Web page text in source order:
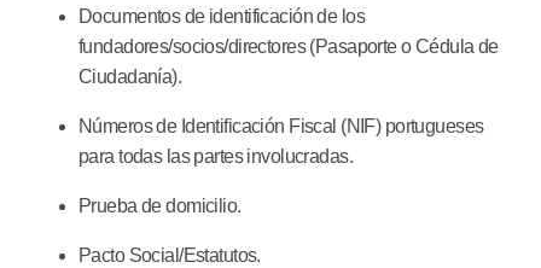
Documentos de identificación de los
fundadores/socios/directores (Pasaporte o Cédula de
Ciudadanía).
Números de Identificación Fiscal (NIF) portugueses
para todas las partes involucradas.
Prueba de domicilio.
Pacto Social/Estatutos.